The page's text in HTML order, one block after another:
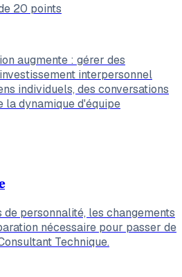
20 points
augmente : gérer des
interpersonnel
individuels, des conversations
la dynamique d'équipe
personnalité, les changements
nécessaire pour passer de
Technique.